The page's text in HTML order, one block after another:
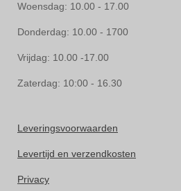
Woensdag: 10.00 - 17.00
Donderdag: 10.00 - 1700
Vrijdag: 10.00 -17.00
Zaterdag: 10:00 - 16.30
Leveringsvoorwaarden
Levertijd en verzendkosten
Privacy